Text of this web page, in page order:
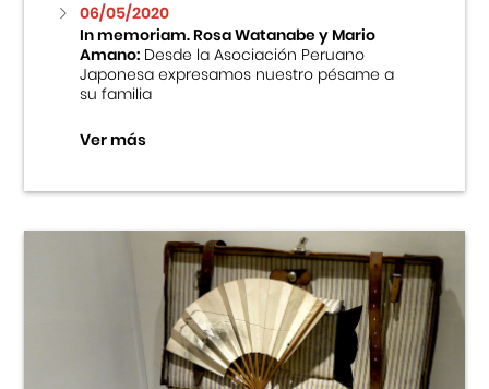
Fondo Editorial
Teatro Peruano Japonés
06/05/2020
In memoriam. Rosa Watanabe y Mario
Amano:Desde la Asociación Peruano
Japonesa expresamos nuestro pésame a
su familia
Ver más